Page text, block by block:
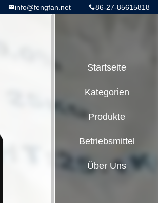
86-27-85615818
info@fengfan.net
Startseite
Kategorien
Produkte
Betriebsmittel
Über Uns